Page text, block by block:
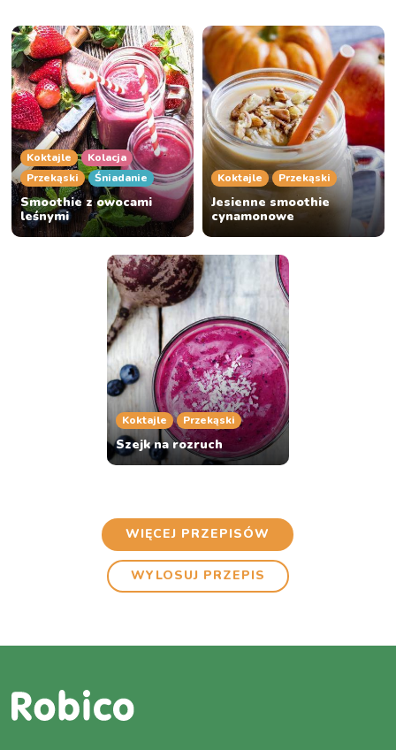
Koktajle
Kolacja
Przekąski
Śniadanie
Smoothie z owocami
leśnymi
Koktajle Przekąski
Jesienne smoothie
cynamonowe
Koktajle Przekąski
Szejk na rozruch
WIĘCEJ PRZEPISÓW
WYLOSUJ PRZEPIS